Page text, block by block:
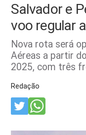
Salvador e
voo regular
Nova rota será
Aéreas a partir
2025, com três
Redação